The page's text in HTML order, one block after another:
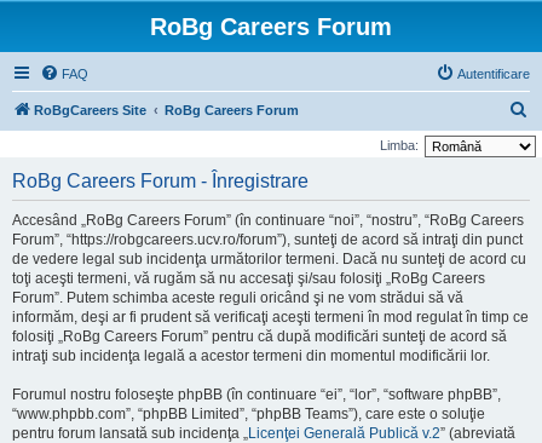
RoBg Careers Forum
FAQ Autentificare
RoBgCareers Site RoBg Careers Forum
ă
Limba:
RoBg Careers Forum - Înregistrare
Accesând „RoBg Careers Forum” (în continuare “noi”, “nostru”, “RoBg Careers
Forum”, “https://robgcareers.ucv.ro/forum”), sunteţi de acord să intraţi din punct
de vedere legal sub incidenţa următorilor termeni. Dacă nu sunteţi de acord cu
toţi aceşti termeni, vă rugăm să nu accesaţi şi/sau folosiţi „RoBg Careers
Forum”. Putem schimba aceste reguli oricând şi ne vom strădui să vă
informăm, deşi ar fi prudent să verificaţi aceşti termeni în mod regulat în timp ce
folosiţi „RoBg Careers Forum” pentru că după modificări sunteţi de acord să
intraţi sub incidenţa legală a acestor termeni din momentul modificării lor.
Forumul nostru foloseşte phpBB (în continuare “ei”, “lor”, “software phpBB”,
“www.phpbb.com”, “phpBB Limited”, “phpBB Teams”), care este o soluţie
pentru forum lansată sub incidenţa „Licenţei Generală Publică v.2” (abreviată